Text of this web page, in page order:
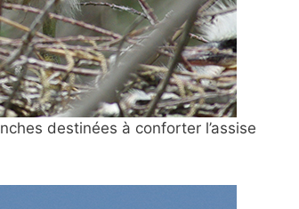
destinées à conforter l’assise